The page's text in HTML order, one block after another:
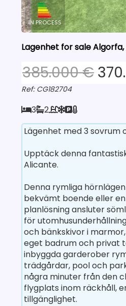
IN PROCESS
Lagenhet for sale
385.000 €
Ref: CG182704
3 2
Lägenhet med 3 sovrum
Upptäck denna
Alicante.
Denna rymliga
bekvämt boende eller
planlösning ansluter
för
och bänkskivor i
eget badrum och privat
inbyggda garderober
trädgårdar, pool och
några minuter från den
flygplats inom räckhåll,
tillgänglighet.